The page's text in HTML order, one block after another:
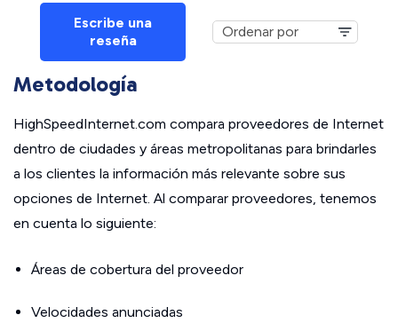
Escribe una
reseña
Metodología
HighSpeedInternet.com compara proveedores de Internet
dentro de ciudades y áreas metropolitanas para brindarles
a los clientes la información más relevante sobre sus
opciones de Internet. Al comparar proveedores, tenemos
en cuenta lo siguiente:
Áreas de cobertura del proveedor
Velocidades anunciadas